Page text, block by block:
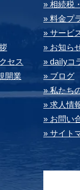
セス
開業
​» 相続税
» 料⾦プ
» サービ
» お知ら
» dailyコ
» ブログ
» 私たち
» 求⼈情
» お問い
» サイト